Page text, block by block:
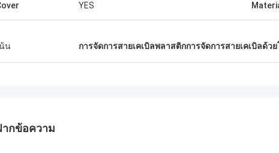
YES
น การจัดการสายเคเบิลพลาสติกการจัดการสายเคเบิลด้ว
ากข้อความ